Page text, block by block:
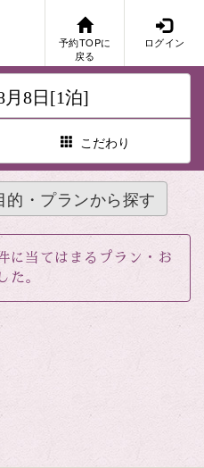
予約TOPに
戻る
ログイン
月8日[1泊]
こだわり
的・プランから探す
に当てはまるプラン・お
た。